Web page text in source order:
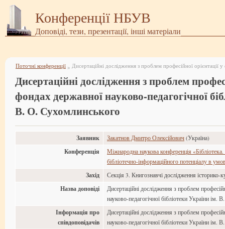
Конференції НБУВ
Доповіді, тези, презентації, інші матеріали
Поточні конференції »
Дисертаційні дослідження з проблем
фондах державної науково-педагогічної
В. О. Сухомлинського
Заявник Закатнов Дмитро Олексійович (Україна)
Конференція
Міжнародна наукова конференція
бібліотечно-інформаційного потенціалу в
Захід Секція 3. Книгознавчі дослідження історико-
Назва доповіді
Дисертаційні дослідження з проблем
науково-педагогічної бібліотеки України
Інформація про
співдоповідачів
Дисертаційні дослідження з проблем
науково-педагогічної бібліотеки України